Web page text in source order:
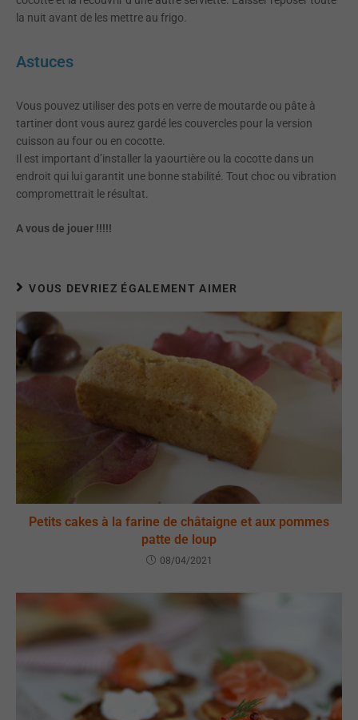
la nuit avant de les mettre au frigo.
Astuces
Vous pouvez utiliser des pots en verre de moutarde ou pâte à
tartiner dont vous aurez gardé les couvercles pour la version
cuisson au four ou en cocotte.
Il est important d’installer la yaourtière ou la cocotte dans un
endroit qui lui garantit une bonne stabilité. Tout choc ou vibration
compromettrait le résultat.
A vous de jouer !!!!!
VOUS DEVRIEZ ÉGALEMENT AIMER
Petits cakes à la farine de châtaigne et aux pommes
patte de loup
08/04/2021